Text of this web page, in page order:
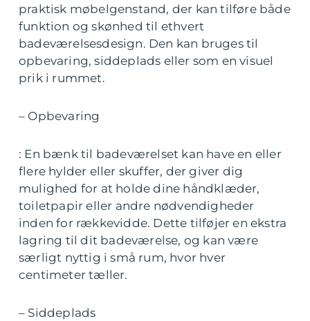
praktisk møbelgenstand, der kan tilføre både
funktion og skønhed til ethvert
badeværelsesdesign. Den kan bruges til
opbevaring, siddeplads eller som en visuel
prik i rummet.
– Opbevaring
: En bænk til badeværelset kan have en eller
flere hylder eller skuffer, der giver dig
mulighed for at holde dine håndklæder,
toiletpapir eller andre nødvendigheder
inden for rækkevidde. Dette tilføjer en ekstra
lagring til dit badeværelse, og kan være
særligt nyttig i små rum, hvor hver
centimeter tæller.
– Siddeplads